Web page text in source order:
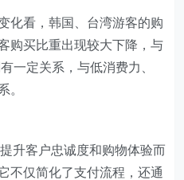
化看，韩国、台湾游客的购
购买比重出现较大下降，与
一定关系，与低消费力、
。
升客户忠诚度和购物体验而
不仅简化了支付流程，还通